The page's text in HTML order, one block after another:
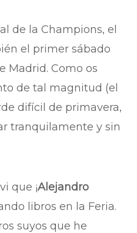
de la Champions, el
el primer sábado
Madrid. Como os
de tal magnitud (el
difícil de primavera,
tranquilamente y sin
que ¡Alejandro
libros en la Feria.
suyos que he